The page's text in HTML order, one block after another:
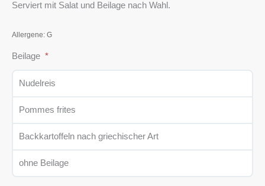
Serviert mit Salat und Beilage nach Wahl.
Allergene: G
Beilage
Nudelreis
Pommes frites
Backkartoffeln nach griechischer Art
ohne Beilage